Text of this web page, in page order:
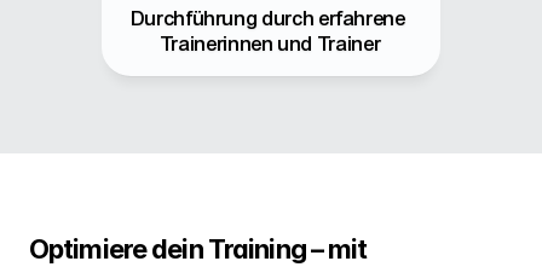
Durchführung durch erfahrene
Trainerinnen und Trainer
Optimiere dein Training – mit